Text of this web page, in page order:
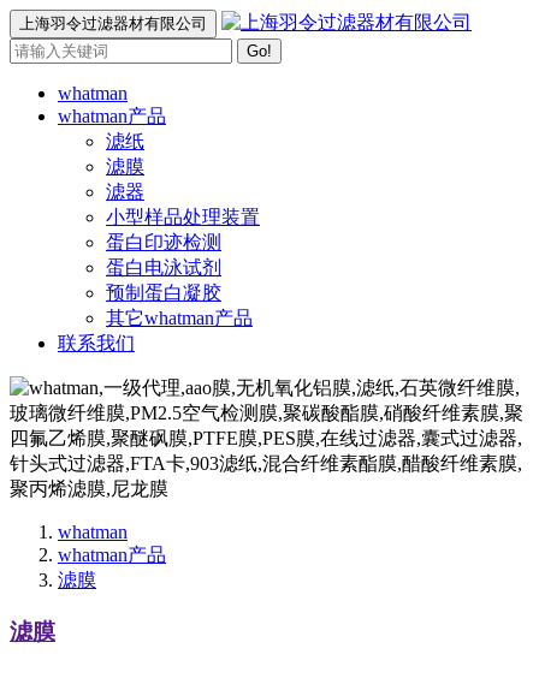
上海羽令过滤器材有限公司
Go!
whatman
whatman产品
滤纸
滤膜
滤器
小型样品处理装置
蛋白印迹检测
蛋白电泳试剂
预制蛋白凝胶
其它whatman产品
联系我们
whatman
whatman产品
滤膜
滤膜